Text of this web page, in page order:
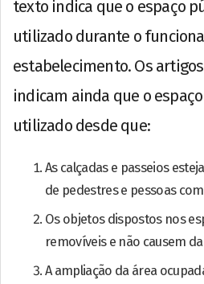
texto indica que o espaço
utilizado durante o
estabelecimento. Os
indicam ainda que o
utilizado desde que:
As calçadas e passeios
de pedestres e pessoas
Os objetos dispostos nos
removíveis e não causem
A ampliação da área